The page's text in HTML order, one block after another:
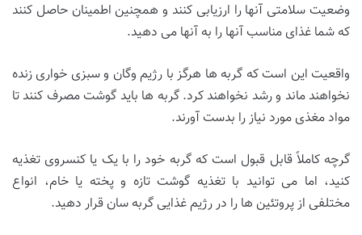
وضعیت سلامتی آنها را ارزیابی کنند و همچنین اطمینان حاصل کنند
که شما غذای مناسب آنها را به آنها می دهید.
واقعیت این است که گربه ها هرگز با رژیم وگان و سبزی خواری زنده
نخواهند ماند و رشد نخواهند کرد. گربه ها باید گوشت مصرف کنند تا
مواد مغذی مورد نیاز را بدست آورند.
گرچه کاملاً قابل قبول است که گربه خود را با یک یا کنسروی تغذیه
کنید، اما می توانید با تغذیه گوشت تازه و پخته یا خام، انواع
مختلفی از پروتئین ها را در رژیم غذایی گربه سان قرار دهید.